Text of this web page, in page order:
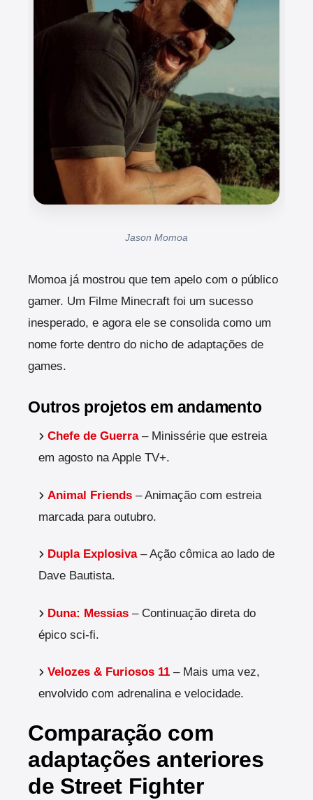
Jason Momoa
Momoa já mostrou que tem apelo com o público
gamer. Um Filme Minecraft foi um sucesso
inesperado, e agora ele se consolida como um
nome forte dentro do nicho de adaptações de
games.
Outros projetos em andamento
Chefe de Guerra– Minissérie que estreia
em agosto na Apple TV+.
Animal Friends – Animação com estreia
marcada para outubro.
Dupla Explosiva– Ação cômica ao lado de
Dave Bautista.
Duna: Messias – Continuação direta do
épico sci-fi.
Velozes & Furiosos 11 – Mais uma vez,
envolvido com adrenalina e velocidade.
Comparação com
adaptações anteriores
de Street Fighter